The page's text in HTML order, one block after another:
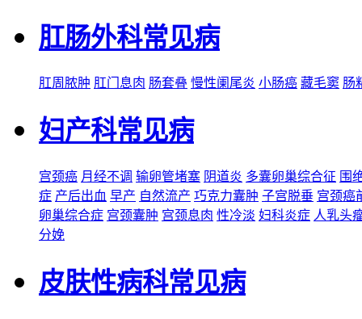
肛肠外科常见病
肛周脓肿 肛门息肉 肠套叠 慢性阑尾炎 小肠癌 藏毛窦 肠
妇产科常见病
宫颈癌 月经不调 输卵管堵塞 阴道炎 多囊卵巢综合征 围
症 产后出血 早产 自然流产 巧克力囊肿 子宫脱垂 宫颈癌
卵巢综合症 宫颈囊肿 宫颈息肉 性冷淡 妇科炎症 人乳头
分娩
皮肤性病科常见病